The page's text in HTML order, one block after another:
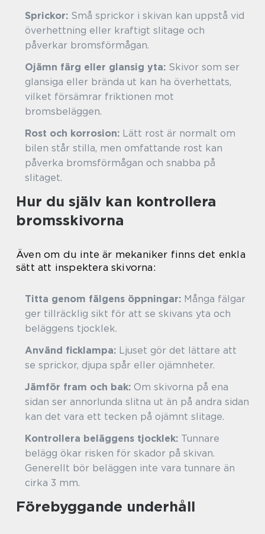
Sprickor: Små sprickor i skivan kan uppstå vid
överhettning eller kraftigt slitage och
påverkar bromsförmågan.
Ojämn färg eller glansig yta: Skivor som ser
glansiga eller brända ut kan ha överhettats,
vilket försämrar friktionen mot
bromsbeläggen.
Rost och korrosion: Lätt rost är normalt om
bilen står stilla, men omfattande rost kan
påverka bromsförmågan och snabba på
slitaget.
Hur du själv kan kontrollera
bromsskivorna
Även om du inte är mekaniker finns det enkla
sätt att inspektera skivorna:
Titta genom fälgens öppningar: Många fälgar
ger tillräcklig sikt för att se skivans yta och
beläggens tjocklek.
Använd ficklampa: Ljuset gör det lättare att
se sprickor, djupa spår eller ojämnheter.
Jämför fram och bak: Om skivorna på ena
sidan ser annorlunda slitna ut än på andra sidan
kan det vara ett tecken på ojämnt slitage.
Kontrollera beläggens tjocklek: Tunnare
belägg ökar risken för skador på skivan.
Generellt bör beläggen inte vara tunnare än
cirka 3 mm.
Förebyggande underhåll